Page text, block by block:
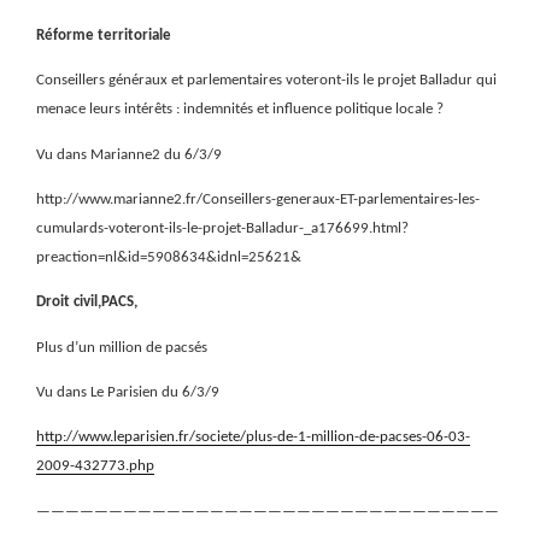
Réforme territoriale
Conseillers généraux et parlementaires voteront-ils le projet Balladur qui
menace leurs intérêts : indemnités et influence politique locale ?
Vu dans Marianne2 du 6/3/9
http://www.marianne2.fr/Conseillers-generaux-ET-parlementaires-les-
cumulards-voteront-ils-le-projet-Balladur-_a176699.html?
preaction=nl&id=5908634&idnl=25621&
Droit civil,PACS,
Plus d’un million de pacsés
Vu dans Le Parisien du 6/3/9
http://www.leparisien.fr/societe/plus-de-1-million-de-pacses-06-03-
2009-432773.php
————————————————————————————————